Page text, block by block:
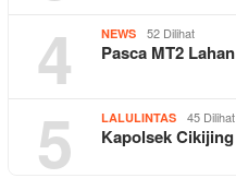
4 NEWS 52 Dilihat
Pasca MT2
5 LALULINTAS 45 Dilihat
Kapolsek